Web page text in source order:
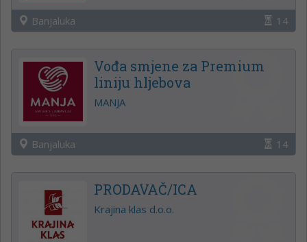
Banjaluka 14
Vođa smjene za Premium
liniju hljebova
MANJA
Banjaluka 14
PRODAVAČ/ICA
Krajina klas d.o.o.